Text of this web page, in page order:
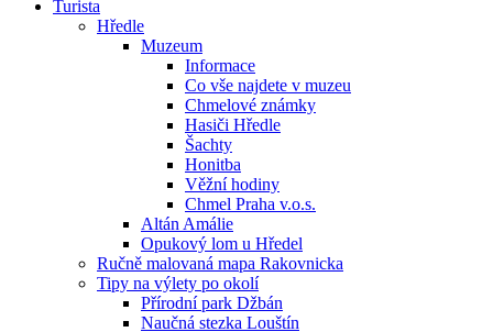
Turista
Hředle
Muzeum
Informace
Co vše najdete v muzeu
Chmelové známky
Hasiči Hředle
Šachty
Honitba
Věžní hodiny
Chmel Praha v.o.s.
Altán Amálie
Opukový lom u Hředel
Ručně malovaná mapa Rakovnicka
Tipy na výlety po okolí
Přírodní park Džbán
Naučná stezka Louštín